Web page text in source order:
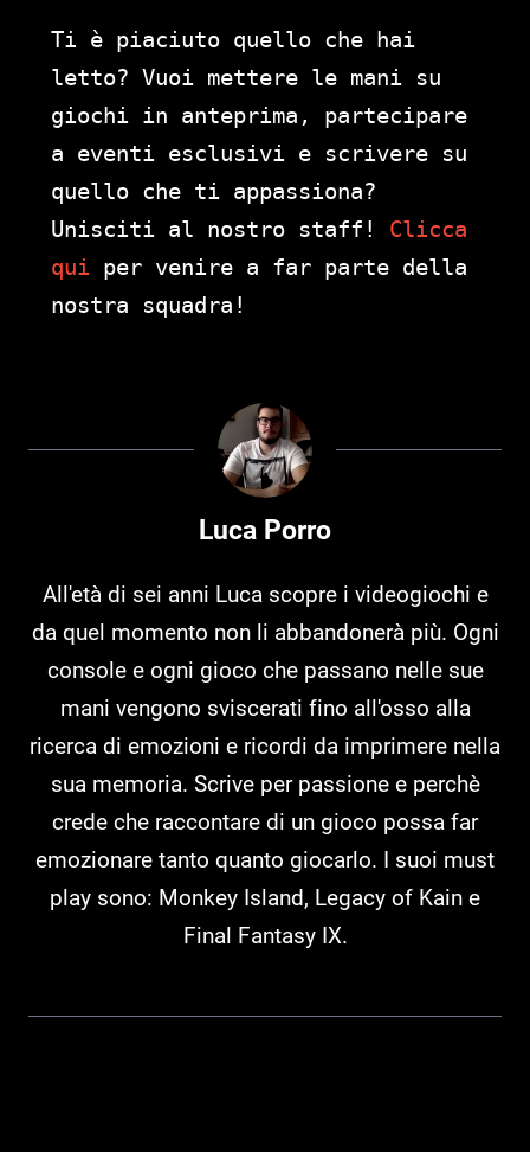
Ti è piaciuto quello che hai
letto? Vuoi mettere le mani su
giochi in anteprima, partecipare
a eventi esclusivi e scrivere su
quello che ti appassiona?
Unisciti al nostro staff! Clicca
qui per venire a far parte della
nostra squadra!
Luca Porro
All'età di sei anni Luca scopre i videogiochi e
da quel momento non li abbandonerà più. Ogni
console e ogni gioco che passano nelle sue
mani vengono sviscerati fino all'osso alla
ricerca di emozioni e ricordi da imprimere nella
sua memoria. Scrive per passione e perchè
crede che raccontare di un gioco possa far
emozionare tanto quanto giocarlo. I suoi must
play sono: Monkey Island, Legacy of Kain e
Final Fantasy IX.